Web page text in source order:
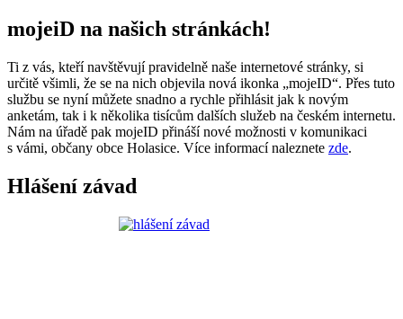
mojeiD na našich stránkách!
Ti z vás, kteří navštěvují pravidelně naše internetové stránky, si
určitě všimli, že se na nich objevila nová ikonka „mojeID“. Přes tuto
službu se nyní můžete snadno a rychle přihlásit jak k novým
anketám, tak i k několika tisícům dalších služeb na českém internetu.
Nám na úřadě pak mojeID přináší nové možnosti v komunikaci
s vámi, občany obce Holasice. Více informací naleznete zde.
Hlášení závad